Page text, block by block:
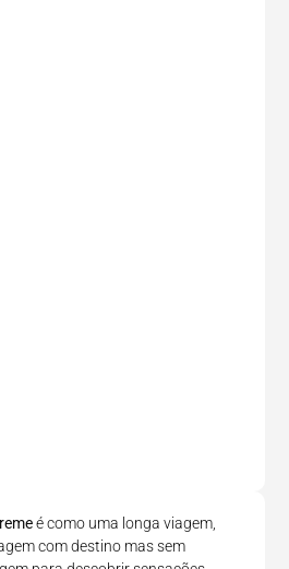
é como uma longa viagem,
com destino mas sem